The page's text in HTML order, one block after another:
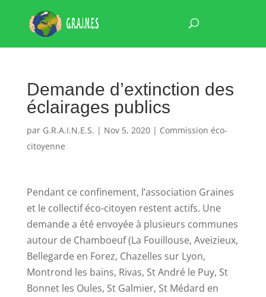
Demande d’extinction des
éclairages publics
par G.R.A.I.N.E.S. | Nov 5, 2020| Commission éco-
citoyenne
Pendant ce confinement, l’association Graines
et le collectif éco-citoyen restent actifs. Une
demande a été envoyée à plusieurs communes
autour de Chamboeuf (La Fouillouse, Aveizieux,
Bellegarde en Forez, Chazelles sur Lyon,
Montrond les bains, Rivas, St André le Puy, St
Bonnet les Oules, St Galmier, St Médard en